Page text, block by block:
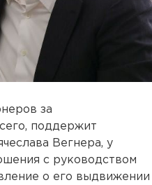
за
поддержит
Вегнера, у
с руководством
о его выдвижении